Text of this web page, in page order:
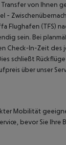
Transfer von
-
Flughafen (TFS)
sein. Bei
Check-In-Zeit
schließt
über unser
Mobilität
bevor Sie Ihre